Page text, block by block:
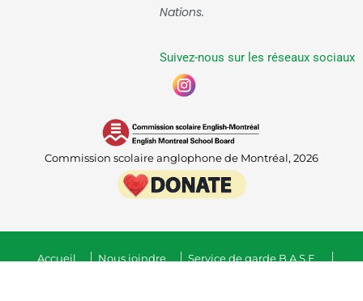
Nations.
Suivez-nous sur les réseaux sociaux
Commission scolaire anglophone de Montréal, 2026
Accueil Nous joindre
Service de garde B.A.S.E.